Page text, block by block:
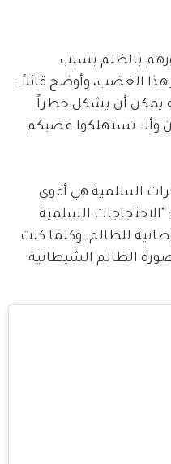
بالظلم بسبب
الغضب، وأوضح قائلاً:
يمكن أن يشكل خطراً
وألا تستهلكوا غضبكم
السلمية هي أقوى
"الاحتجاجات السلمية
للظالم. وكلما كنت
الظالم الشيطانية